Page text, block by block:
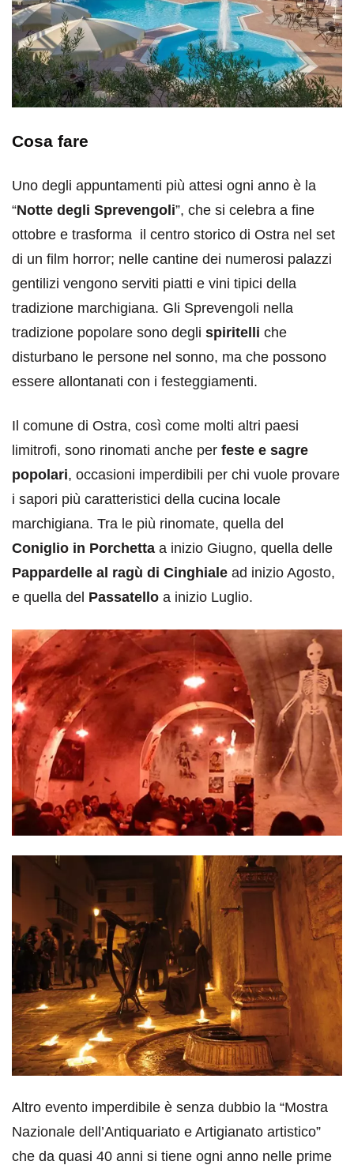
Cosa fare
Uno degli appuntamenti più attesi ogni anno è la
“Notte degli Sprevengoli”, che si celebra a fine
ottobre e trasforma il centro storico di Ostra nel set
di un film horror; nelle cantine dei numerosi palazzi
gentilizi vengono serviti piatti e vini tipici della
tradizione marchigiana. Gli Sprevengoli nella
tradizione popolare sono degli spiritelli che
disturbano le persone nel sonno, ma che possono
essere allontanati con i festeggiamenti.
Il comune di Ostra, così come molti altri paesi
limitrofi, sono rinomati anche per feste e sagre
popolari, occasioni imperdibili per chi vuole provare
i sapori più caratteristici della cucina locale
marchigiana. Tra le più rinomate, quella del
Coniglio in Porchetta a inizio Giugno, quella delle
Pappardelle al ragù di Cinghiale ad inizio Agosto,
e quella del Passatello a inizio Luglio.
Altro evento imperdibile è senza dubbio la “Mostra
Nazionale dell’Antiquariato e Artigianato artistico”
che da quasi 40 anni si tiene ogni anno nelle prime